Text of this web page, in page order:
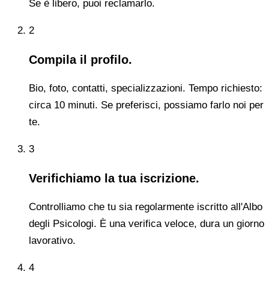
Se è libero, puoi reclamarlo.
2
Compila il profilo.
Bio, foto, contatti, specializzazioni. Tempo richiesto:
circa 10 minuti. Se preferisci, possiamo farlo noi per
te.
3
Verifichiamo la tua iscrizione.
Controlliamo che tu sia regolarmente iscritto all'Albo
degli Psicologi. È una verifica veloce, dura un giorno
lavorativo.
4